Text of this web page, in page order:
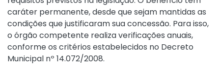
caráter permanente, desde que sejam mantidas as
condições que justificaram sua concessão. Para isso,
o órgão competente realiza verificações anuais,
conforme os critérios estabelecidos no Decreto
Municipal nº 14.072/2008.